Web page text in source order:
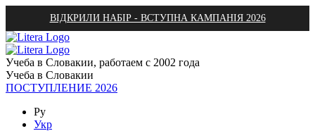
ВІДКРИЛИ НАБІР - ВСТУПНА КАМПАНІЯ 2026
Учеба в Словакии, работаем с 2002 года
Учеба в Словакии
ПОСТУПЛЕНИЕ 2026
Ру
Укр